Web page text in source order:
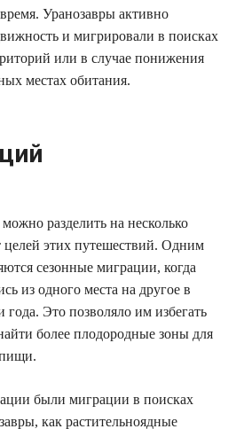
Уранозавры активно
и мигрировали в поисках
или в случае понижения
местах обитания.
разделить на несколько
целей этих путешествий. Одним
сезонные миграции, когда
из одного места на другое в
года. Это позволяло им избегать
более плодородные зоны для
были миграции в поисках
как растительноядные